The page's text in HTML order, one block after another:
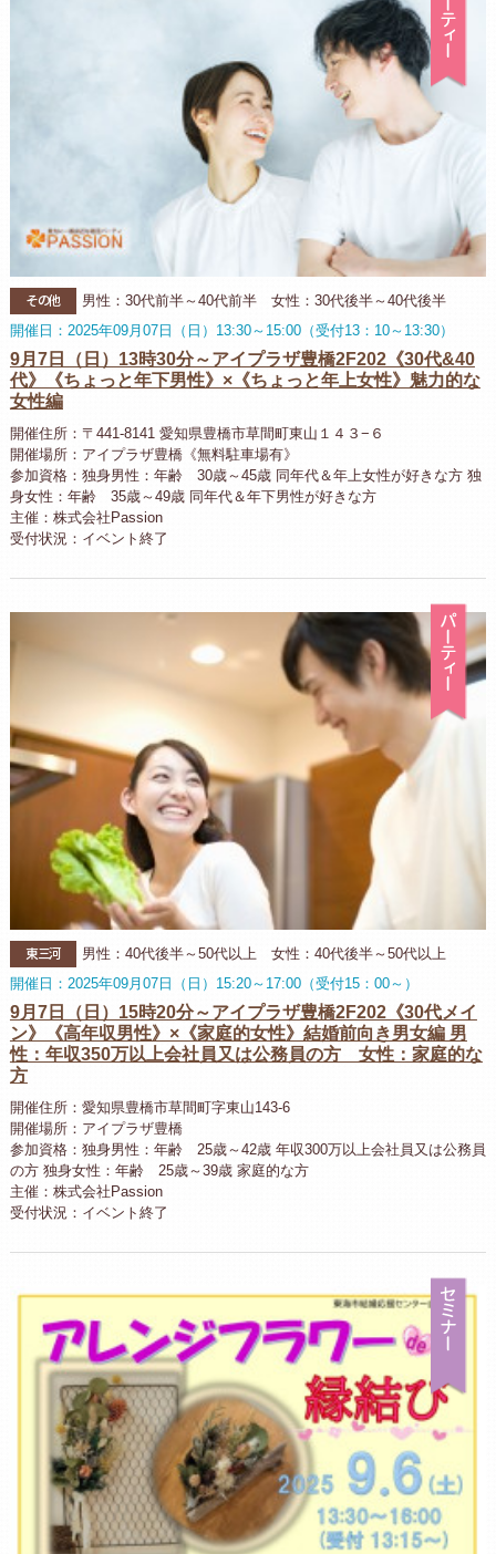
その他
男性：30代前半～40代前半 女性：30代後半～40代後半
開催日：2025年09月07日（日）13:30～15:00（受付13：10～13:30）
9月7日（日）13時30分～アイプラザ豊橋2F202《30代&40
代》《ちょっと年下男性》×《ちょっと年上女性》魅力的な
女性編
開催住所：〒441-8141 愛知県豊橋市草間町東山１４３−６
開催場所：アイプラザ豊橋《無料駐車場有》
参加資格：独身男性：年齢 30歳～45歳 同年代＆年上女性が好きな方 独
身女性：年齢 35歳～49歳 同年代＆年下男性が好きな方
主催：株式会社Passion
受付状況：イベント終了
パ
東三河
男性：40代後半～50代以上 女性：40代後半～50代以上
開催日：2025年09月07日（日）15:20～17:00（受付15：00～）
9月7日（日）15時20分～アイプラザ豊橋2F202《30代メイ
ン》《高年収男性》×《家庭的女性》結婚前向き男女編 男
性：年収350万以上会社員又は公務員の方 女性：家庭的な
方
開催住所：愛知県豊橋市草間町字東山143-6
開催場所：アイプラザ豊橋
参加資格：独身男性：年齢 25歳～42歳 年収300万以上会社員又は公務員
の方 独身女性：年齢 25歳～39歳 家庭的な方
主催：株式会社Passion
受付状況：イベント終了